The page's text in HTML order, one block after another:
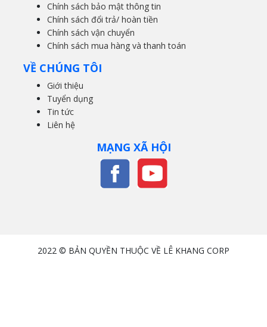
Chính sách bảo mật thông tin
Chính sách đổi trả/ hoàn tiền
Chính sách vận chuyển
Chính sách mua hàng và thanh toán
VỀ CHÚNG TÔI
Giới thiệu
Tuyển dụng
Tin tức
Liên hệ
MẠNG XÃ HỘI
2022 © BẢN QUYỀN THUỘC VỀ LÊ KHANG CORP